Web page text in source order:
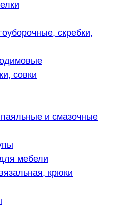
скребки,
совки
и смазочные
мебели
крюки